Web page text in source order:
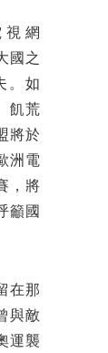
網
國之
。如
飢荒
將於
洲電
，將
籲國
在那
與敵
運襲